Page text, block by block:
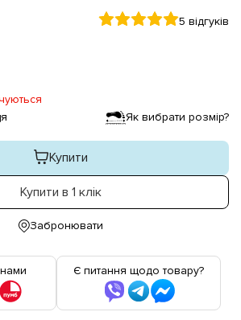
5 відгуків
Як вибрати розмір?
Купити
Купити в 1 клік
Забронювати
Є питання щодо товару?